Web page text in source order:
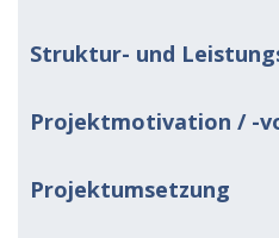
Struktur- und
Projektmotivation / -
Projektumsetzung